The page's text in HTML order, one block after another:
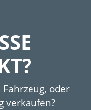
Fahrzeug, oder
verkaufen?